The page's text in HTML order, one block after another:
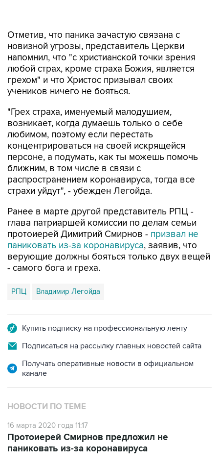
Отметив, что паника зачастую связана с
новизной угрозы, представитель Церкви
напомнил, что "с христианской точки зрения
любой страх, кроме страха Божия, является
грехом" и что Христос призывал своих
учеников ничего не бояться.
"Грех страха, именуемый малодушием,
возникает, когда думаешь только о себе
любимом, поэтому если перестать
концентрироваться на своей искрящейся
персоне, а подумать, как ты можешь помочь
ближним, в том числе в связи с
распространением коронавируса, тогда все
страхи уйдут", - убежден Легойда.
Ранее в марте другой представитель РПЦ -
глава патриаршей комиссии по делам семьи
протоиерей Димитрий Смирнов - призвал не
паниковать из-за коронавируса, заявив, что
верующие должны бояться только двух вещей
- самого бога и греха.
РПЦ Владимир Легойда
Купить подписку на профессиональную ленту
Подписаться на рассылку главных новостей сайта
Получать оперативные новости в официальном
канале
НОВОСТИ ПО ТЕМЕ
16 марта 2020 года 11:17
Протоиерей Смирнов предложил не
паниковать из-за коронавируса